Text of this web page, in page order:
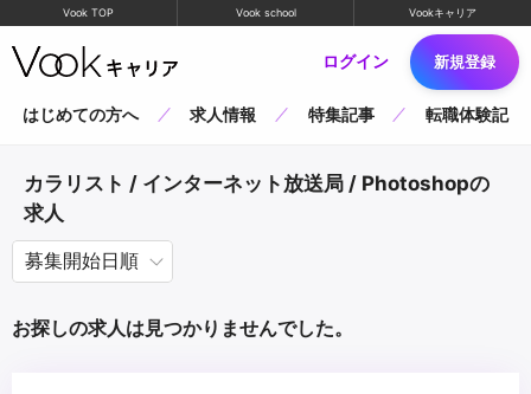
Vook TOP Vook school Vookキャリア
ログイン 新規登録
はじめての方へ 求人情報 特集記事 転職体験記
カラリスト / インターネット放送局 / Photoshopの
求人
お探しの求人は見つかりませんでした。